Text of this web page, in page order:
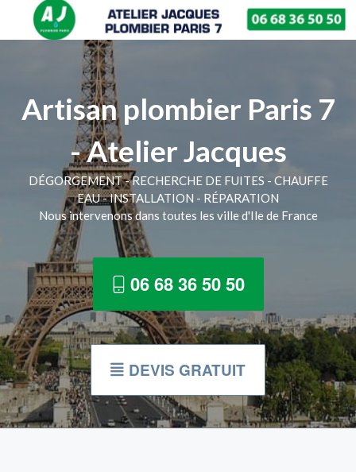
Artisan plombier Paris 7
- Atelier Jacques
DÉGORGEMENT - RECHERCHE DE FUITES - CHAUFFE
EAU - INSTALLATION - RÉPARATION
Nous intervenons dans toutes les ville d'Ile de France
06 68 36 50 50
DEVIS GRATUIT